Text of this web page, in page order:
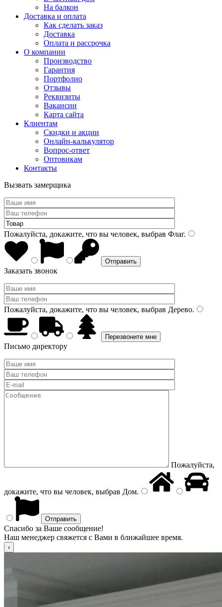
На балкон
Доставка и оплата
Как сделать заказ
Доставка
Оплата и рассрочка
О компании
Производство
Гарантия
Портфолио
Отзывы
Реквизиты
Вакансии
Карта сайта
Клиентам
Скидки и акции
Онлайн-калькулятор
Вопрос-ответ
Оптовикам
Контакты
Вызвать замерщика
Пожалуйста, докажите, что вы человек, выбрав Флаг.
Заказать звонок
Пожалуйста, докажите, что вы человек, выбрав Дерево.
Письмо директору
Пожалуйста,
докажите, что вы человек, выбрав Дом.
Спасибо за Ваше сообщение!
Наш менеджер свяжется с Вами в ближайшее время.